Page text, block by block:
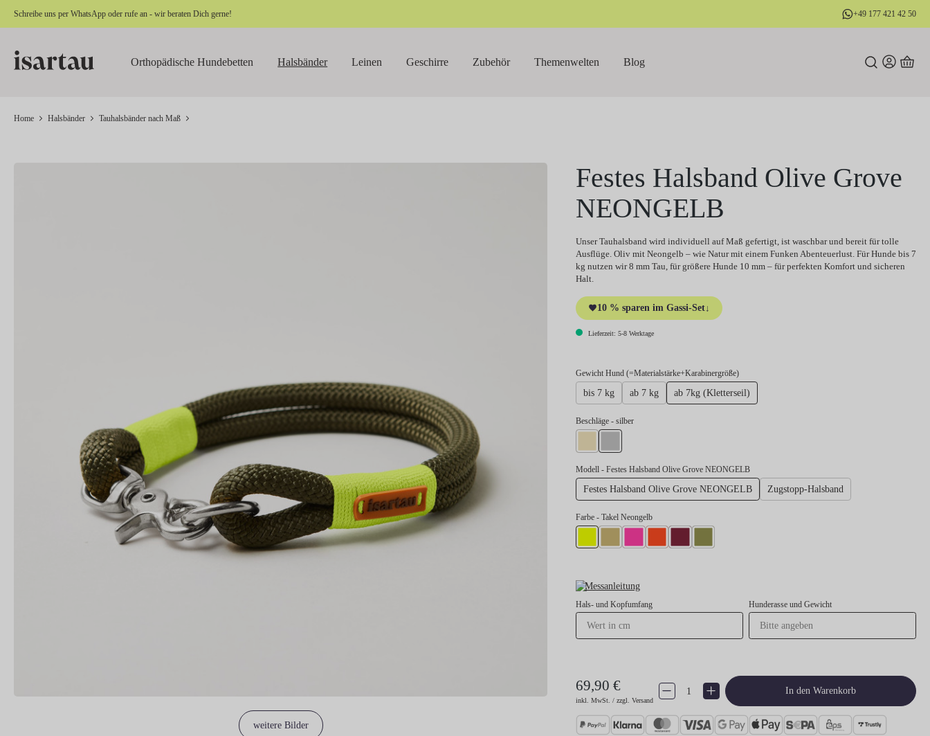
Zur Hauptnavigation springen
Schreibe uns per WhatsApp oder rufe an - wir beraten Dich gerne! +49 177 421 42 50
Orthopädische Hundebetten Halsbänder Leinen Geschirre Zubehör Themenwelten Blog
Home Halsbänder Tauhalsbänder nach Maß
weitere Bilder
Festes Halsband Olive Grove
NEONGELB
Unser Tauhalsband wird individuell auf Maß gefertigt, ist waschbar und bereit für tolle
Ausflüge. Oliv mit Neongelb – wie Natur mit einem Funken Abenteuerlust. Für Hunde bis 7
kg nutzen wir 8 mm Tau, für größere Hunde 10 mm – für perfekten Komfort und sicheren
Halt.
10 % sparen im Gassi-Set↓
Lieferzeit: 5-8 Werktage
Gewicht Hund (=Materialstärke+Karabinergröße)auswählen
bis 7 kg ab 7 kg ab 7kg (Kletterseil)
Beschlägeauswählen
- silber
silber
Modell - Festes Halsband Olive Grove NEONGELB
Festes Halsband Olive Grove NEONGELB Zugstopp-Halsband
Farbe - Takel Neongelb
Messanleitung
Hals- und Kopfumfang Hunderasse und Gewicht
69,90 €
inkl. MwSt. / zzgl. Versand
Produkt Anzahl: Gib den gewünschten Wert ein oder benutze die Schaltflächen
In den Warenkorb